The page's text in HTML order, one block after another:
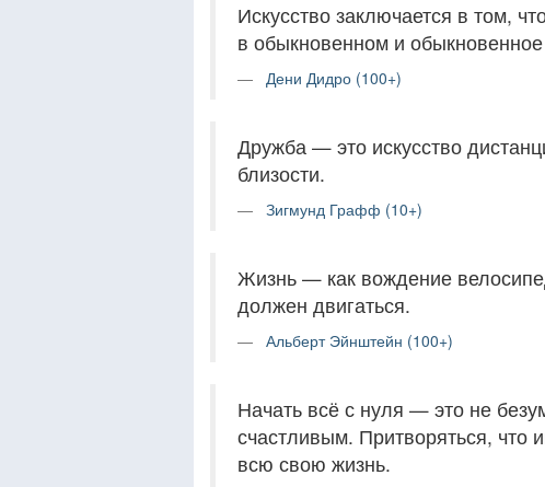
Искусство заключается в том,
в обыкновенном и
Дени Дидро (100+)
Дружба — это искусство
близости.
Зигмунд Графф (10+)
Жизнь — как вождение
должен двигаться.
Альберт Эйнштейн (100+)
Начать всё с нуля — это не
счастливым. Притворяться, что
всю свою жизнь.